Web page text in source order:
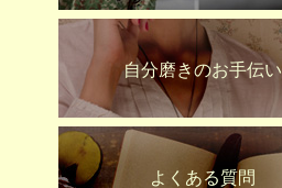
自分磨きのお手伝い
よくある質問